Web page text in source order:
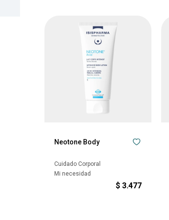
Neotone Body
Cuidado Corporal
Mi necesidad
$ 3.477